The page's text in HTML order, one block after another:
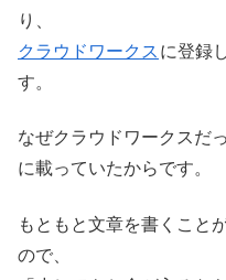
り、
クラウドワークス に登録
す。
なぜクラウドワークスだ
に載っていたからです。
もともと文章を書くこと
ので、